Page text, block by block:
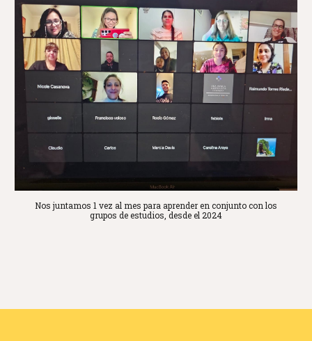
Nos juntamos 1 vez al mes para aprender en conjunto con los
grupos de estudios, desde el 2024